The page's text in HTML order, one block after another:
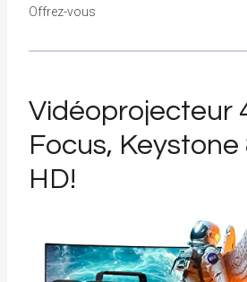
Offrez-vous
Vidéoprojecteur
Focus, Keystone
HD!